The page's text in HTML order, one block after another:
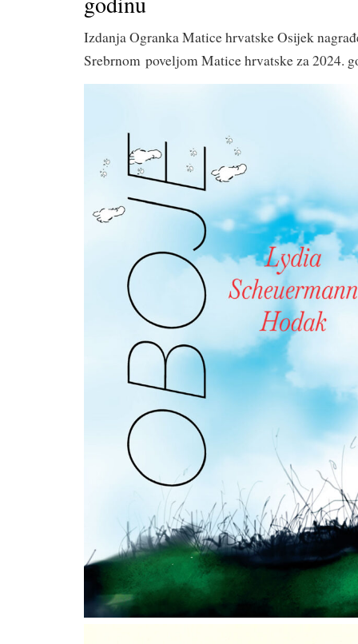
Izdanja Ogranka Matice hrvatske Osijek
Srebrnom poveljom Matice hrvatske za 2024.